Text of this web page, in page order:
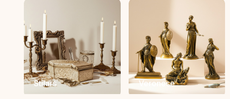
Stilars Veronese